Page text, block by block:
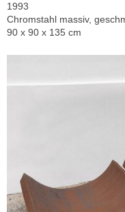
1993
Chromstahl massiv,
90 x 90 x 135 cm